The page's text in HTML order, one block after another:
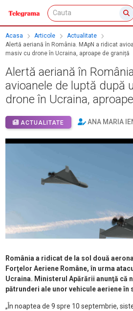
Acasa Articole
Actualitate
Alertă aeriană în România. MApN a ridicat
masiv cu drone în Ucraina, aproape de graniță
Alertă aeriană în
avioanele de luptă după
drone în Ucraina,
ACTUALITATE ANA MARIA
România a ridicat de la sol două
Forţelor Aeriene Române, în urma
Ucraina. Ministerul Apărării anunţă că
pătrunderi ale unor vehicule aeriene în
„În noaptea de 9 spre 10 septembrie,